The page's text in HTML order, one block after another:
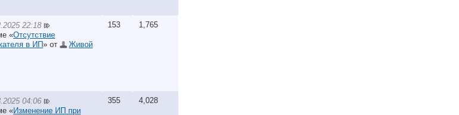
22:18
«Отсутствие
в ИП» от Живой
153 1,765
04:06
«Изменение ИП при
355 4,028